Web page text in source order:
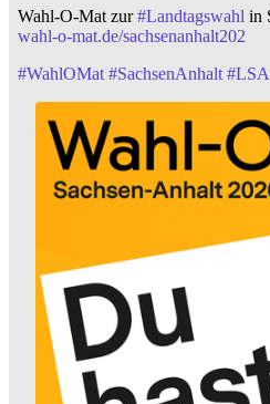
Wahl-O-Mat zur#Landtagswahl in
wahl-o-mat.de/sachsenanhalt202
#WahlOMat #SachsenAnhalt #LSA